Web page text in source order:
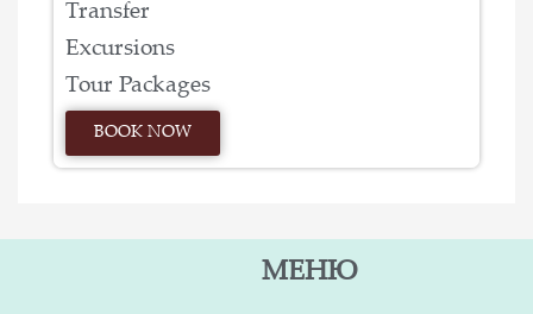
Transfer
Excursions
Tour Packages
BOOK NOW
МЕНЮ